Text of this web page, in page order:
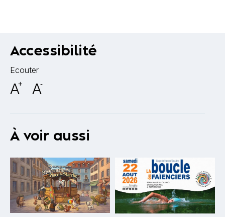
Accessibilité
Ecouter
A+ A-
À voir aussi